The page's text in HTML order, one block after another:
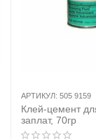
АРТИКУЛ: 505 9159
Клей-цемент
заплат, 70гр